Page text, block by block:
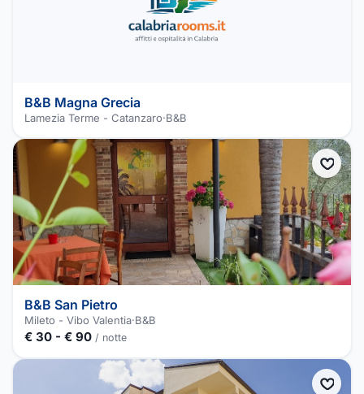
B&B Magna Grecia
Lamezia Terme - Catanzaro·B&B
B&B San Pietro
Mileto - Vibo Valentia·B&B
€ 30 - € 90 / notte